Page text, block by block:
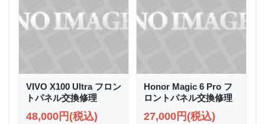
VIVO X100 Ultra フロン
トパネル交換修理
48,000円(税込)
Honor Magic 6 Pro フ
ロントパネル交換修理
27,000円(税込)